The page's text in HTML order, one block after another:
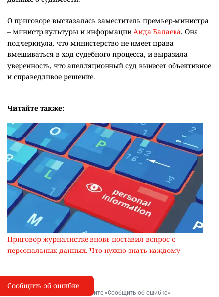
О приговоре высказалась заместитель премьер-министра
– министр культуры и информации Аида Балаева. Она
подчеркнула, что министерство не имеет права
вмешиваться в ход судебного процесса, и выразила
уверенность, что апелляционный суд вынесет объективное
и справедливое решение.
Читайте также:
Приговор журналистке вновь поставил вопрос о
персональных данных. Что нужно знать каждому
I
Сообщить об опечатке
Выделите фрагмент и нажмите «Сообщить об ошибке»
Сообщить об ошибке